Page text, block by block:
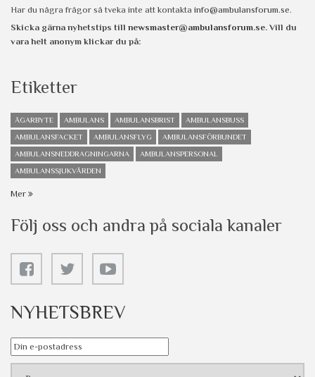
Har du några frågor så tveka inte att kontakta info@ambulansforum.se.
Skicka gärna nyhetstips till newsmaster@ambulansforum.se. Vill du
vara helt anonym klickar du på:
Etiketter
ÄGARBYTE AMBULANS AMBULANSBRIST
AMBULANSBUSS
AMBULANSFACKET
AMBULANSFLYG
AMBULANSFÖRBUNDET
AMBULANSNEDDRAGNINGARNA
AMBULANSPERSONAL
AMBULANSSJUKVÅRDEN
Mer
Följ oss och andra på sociala kanaler
NYHETSBREV